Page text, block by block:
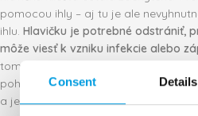
Consent Details
pomocou ihly – aj tu je ale
ihlu. Hlavičku je potrebné odstrániť,
môže viesť k vzniku infekcie alebo
tomto úkone pociťujete neistotu,
pohotovosť. Lekár či sestrička vám
a jednoducho.